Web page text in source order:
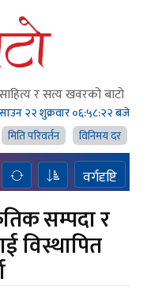
र सत्य खवरको बाटाे
२२ शुक्रवार०६:५८:२३ बजे
मिति परिवर्तन विनिमय दर
वर्गदृष्टि
सम्पदा र
विस्थापित